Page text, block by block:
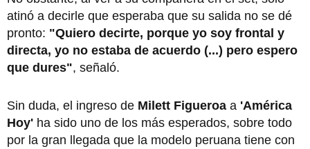
atinó a decirle que esperaba que su salida no se dé
pronto: "Quiero decirte, porque yo soy frontal y
directa, yo no estaba de acuerdo (...) pero espero
que dures", señaló.
Sin duda, el ingreso de Milett Figueroa a 'América
Hoy' ha sido uno de los más esperados, sobre todo
por la gran llegada que la modelo peruana tiene con